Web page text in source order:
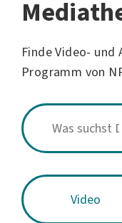
Finde Video-
Programm von
Video